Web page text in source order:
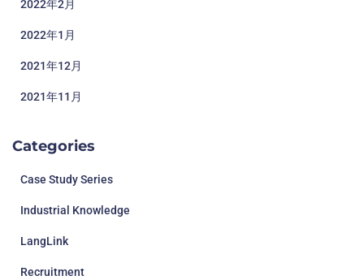
2022年2月
2022年1月
2021年12月
2021年11月
Categories
Case Study Series
Industrial Knowledge
LangLink
Recruitment